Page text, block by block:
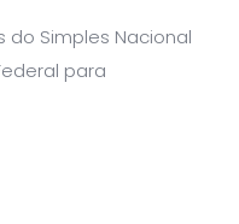
do Simples Nacional
para